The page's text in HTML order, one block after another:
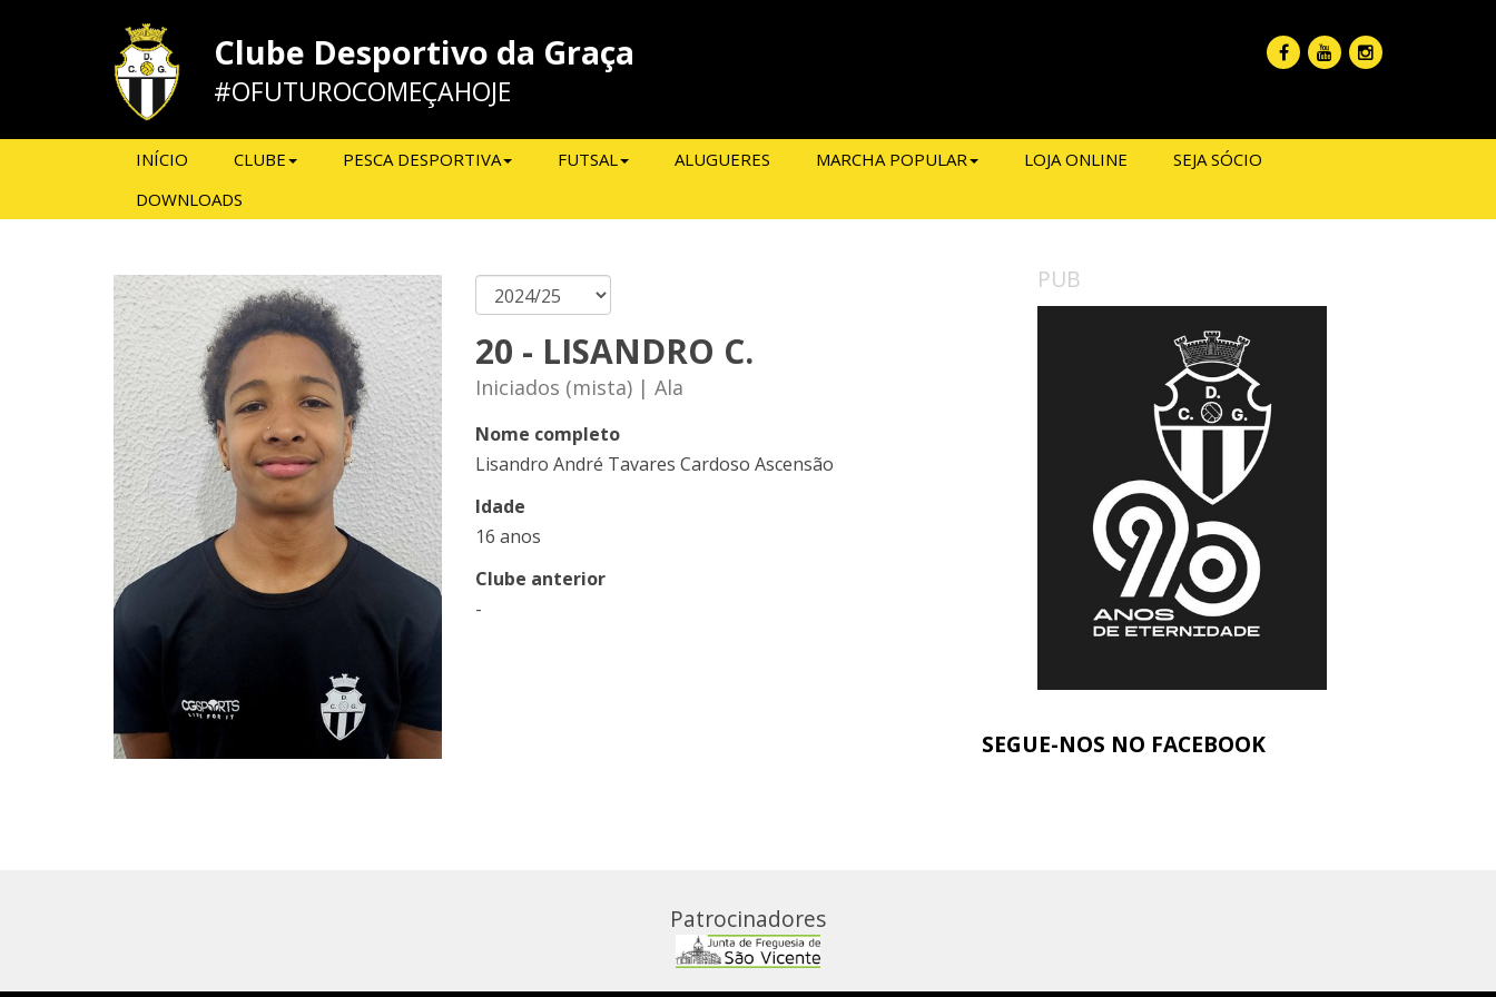
Clube Desportivo da Graça
#OFUTUROCOMEÇAHOJE
INÍCIO CLUBE PESCA DESPORTIVA FUTSAL ALUGUERES MARCHA POPULAR LOJA ONLINE
SEJA SÓCIO
DOWNLOADS
20 - LISANDRO C.
Iniciados (mista) | Ala
Nome completo
Lisandro André Tavares Cardoso Ascensão
Idade
16 anos
Clube anterior
-
PUB
SEGUE-NOS NO FACEBOOK
Patrocinadores